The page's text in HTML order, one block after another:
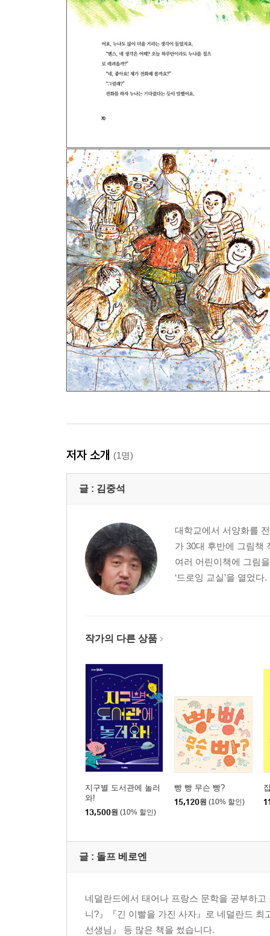
저자 소개 (1명)
글 : 김중석
대학교에서 서양화를
가 30대 후반에 그림책
여러 어린이책에 그림
‘드로잉 교실’을 열었
작가의 다른 상품
지구별 도서관에 놀러
와!
13,500원 (10% 할인)
빵 빵 무슨 빵?
15,120원 (10% 할인)
글 : 돌프 베로엔
네덜란드에서 태어나 프랑스 문학을 공부하
니?』『긴 이빨을 가진 사자』로 네덜란드
선생님』 등 많은 책을 썼습니다.